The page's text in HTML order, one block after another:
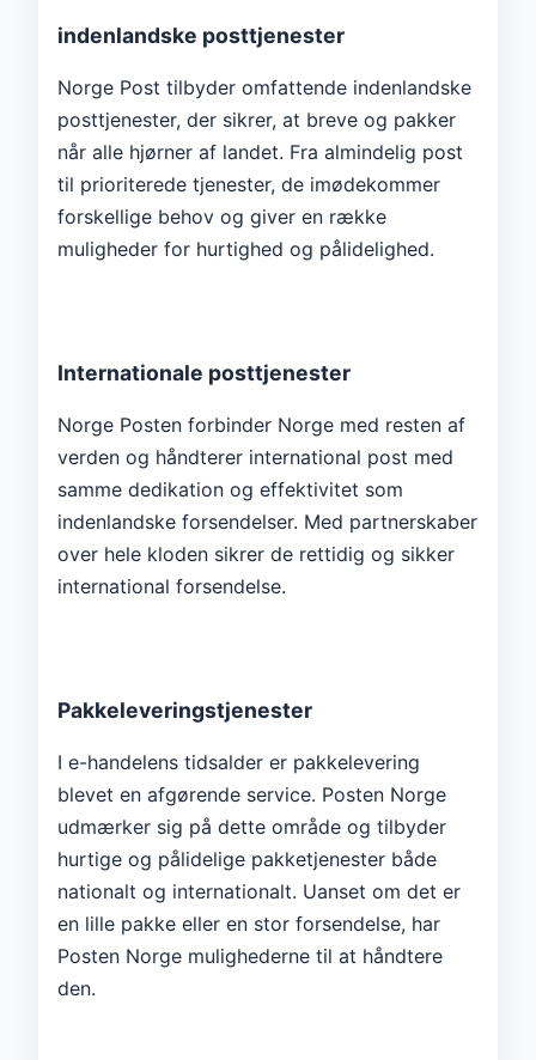
indenlandske posttjenester
Norge Post tilbyder omfattende indenlandske
posttjenester, der sikrer, at breve og pakker
når alle hjørner af landet. Fra almindelig post
til prioriterede tjenester, de imødekommer
forskellige behov og giver en række
muligheder for hurtighed og pålidelighed.
Internationale posttjenester
Norge Posten forbinder Norge med resten af ​​
verden og håndterer international post med
samme dedikation og effektivitet som
indenlandske forsendelser. Med partnerskaber
over hele kloden sikrer de rettidig og sikker
international forsendelse.
Pakkeleveringstjenester
I e-handelens tidsalder er pakkelevering
blevet en afgørende service. Posten Norge
udmærker sig på dette område og tilbyder
hurtige og pålidelige pakketjenester både
nationalt og internationalt. Uanset om det er
en lille pakke eller en stor forsendelse, har
Posten Norge mulighederne til at håndtere
den.